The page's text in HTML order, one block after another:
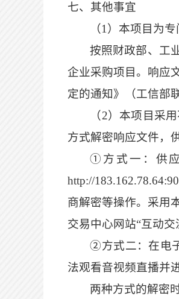
七、 其他事宜
（1）本项目为专
按照财政部、工
企业采购项目。 响应
定的通知》（工信部
（2） 本项目采
方式解密响应文件，
①方式一： 供
http://
商解密等操作。采用
交易中心网站“互动交
②方式二：在电
法观看音视频直播并
两种方式的解密